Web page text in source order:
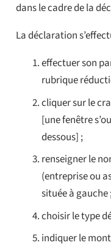
dans le cadre de la
La déclaration
effectuer son
rubrique
cliquer sur le
[une fenêtre
dessous] ;
renseigner le
(entreprise ou
située à gauche
choisir le type
indiquer le